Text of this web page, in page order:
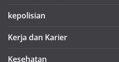
kepolisian
Kerja dan Karier
Kesehatan